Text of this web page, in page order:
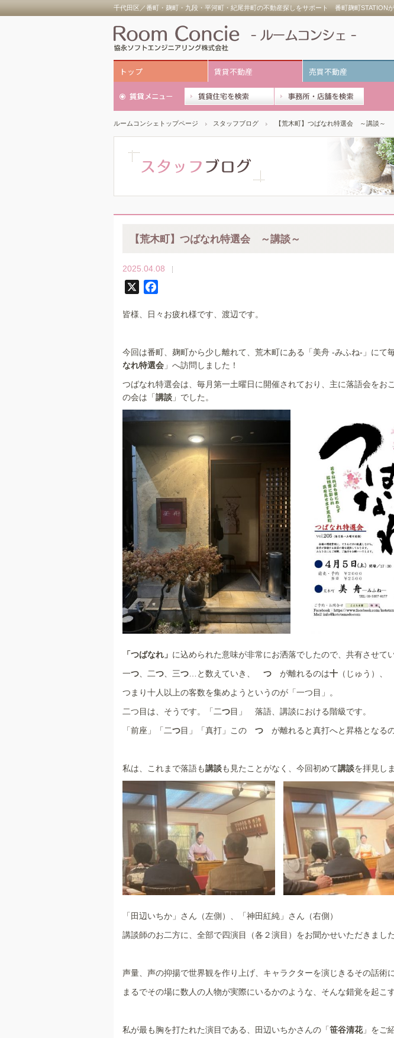
千代田区／番町・麹町・九段・平河町・紀尾井町の不動産探しをサポート 番町麹町STATION
トップ 賃貸不動産 売買不動産
ルームコンシェトップページ スタッフブログ 【荒木町】つばなれ特選会 ～講談～
【荒木町】つばなれ特選会 ～講談～
2025.04.08
c
o
o
k
皆様、日々お疲れ様です、渡辺です。
今回は番町、麹町から少し離れて、荒木町にある「美舟 -みふね-」にて
なれ特選会 」へ訪問しました！
つばなれ特選会は、毎月第一土曜日に開催されており、主に落語会をお
の会は「講談 」でした。
「つばなれ」 に込められた意味が非常にお洒落でしたので、共有させて
一つ 、二つ 、三つ …と数えていき、 つ が離れるのは十 （じゅう）、
つまり十人以上の客数を集めようというのが「一つ目」。
二つ目は、そうです。「二つ目」 落語、講談における階級です。
「前座」「二つ目」「真打」この つ が離れると真打へと昇格となるの
私は、これまで落語も講談も見たことがなく、今回初めて講談を拝見し
「田辺いちか」さん（左側）、「神田紅純」さん（右側）
講談師のお二方に、全部で四演目（各２演目）をお聞かせいただきました
声量、声の抑揚で世界観を作り上げ、キャラクターを演じきるその話術
まるでその場に数人の人物が実際にいるかのような、そんな錯覚を起こ
私が最も胸を打たれた演目である、田辺いちかさんの「笹谷清花」をご